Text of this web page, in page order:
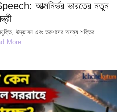
আত্মনির্ভর ভারতের নতুন
উদ্ভাবন এবং তরুণদের অদম্য শক্তির
More